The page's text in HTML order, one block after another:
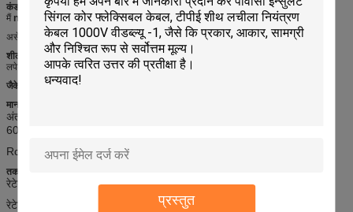
प्रस्तुत
कंडक्टर
: फंसे, नंगे तांबे
मैं nsulation: पीपी
असेंबली: टिनयुक्त तांबा ब्राइडिंग के साथ संयोजन में टुकड़े टुकड़े वाले एल्यूमीनियम पन्नी का लपेटना
शील्ड या ब्राइड: टिनयुक्त तांबा ब्राइडिंग के साथ संयोजन में टुकड़े टुकड़े वाले एल्यूमीनियम पन्नी का
लपेटना
जैकेट:
4-कोर डिज़ाइन: पारदर्शी पीवीसी बाहरी शीथ 3 + 3 कोर संस्करण: पीवीसी बाहरी म्यान, काला
मानक
अंतर्राष्ट्रीय:
60228 सीएल 5, वीडीई0281, SIEMENS® मानक 6 एफएक्स 5008
RoHS, पहुंच अनुपालन,
तकनीकी डेटा
रेटेड वोल्टेज: सिग्नल केबल्स: 30 वी; पावर कोर: यू 0 / यू 600/1000 वी
रेटेड तापमान: -40 ℃ -105 ℃